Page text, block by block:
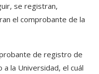
se registran,
el comprobante de la
de registro de
la Universidad, el cuál